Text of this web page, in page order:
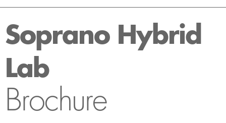
Soprano Hybrid
Lab
Brochure